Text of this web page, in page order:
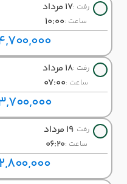
رفت :17 مرداد
ساعت :10:00
24,700,000
رفت :18 مرداد
ساعت :07:00
23,700,000
رفت :19 مرداد
ساعت :06:20
22,800,000